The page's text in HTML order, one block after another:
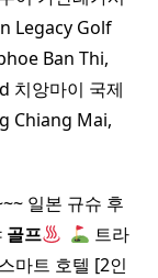
Legacy Golf
Ban Thi,
치앙마이 국제
Chiang Mai,
일본 규슈 후
골프
트라
마트 호텔 [2인